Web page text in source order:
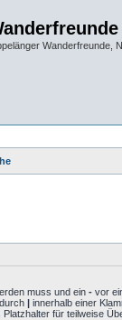
Wanderfreunde,
muss und ein - vor
| innerhalb einer
für teilweise